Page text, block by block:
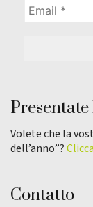
Volete che la
dell’anno”?
Contatto